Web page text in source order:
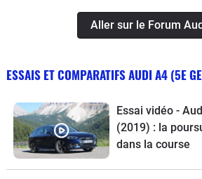
Aller sur le Forum
ESSAIS ET COMPARATIFS AUDI A4 (5E
Essai vidéo -
(2019) : la
dans la course